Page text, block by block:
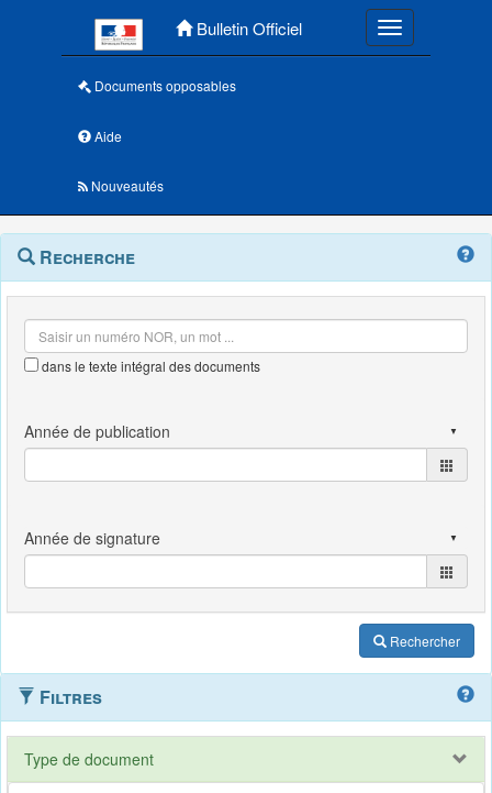
Bulletin Officiel Toggle
Documents opposables
Aide
Nouveautés
Navigation
outils
Menu
contextuel
Recherche
dans le texte intégral des documents
Rechercher
Filtres
Type de document